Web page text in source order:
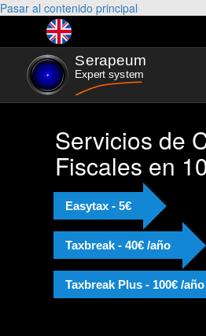
Pasar al contenido principal
Servicios de
Fiscales en
Easytax - 5€
Taxbreak - 40€ /año
Taxbreak Plus - 100€ /año